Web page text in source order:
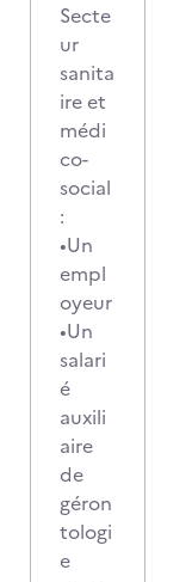
Secte
ur
sanita
ire et
médi
co-
social
:
•Un
empl
oyeur
•Un
salari
é
auxili
aire
de
géron
tologi
e